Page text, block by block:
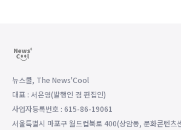
뉴스쿨, The News'Cool
대표 : 서은영(발행인 겸 편집인)
사업자등록번호 : 615-86-19061
서울특별시 마포구 월드컵북로 400(상암동, 문화콘텐츠